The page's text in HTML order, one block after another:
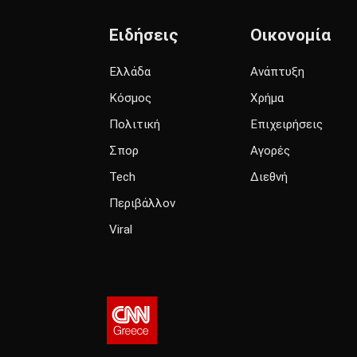
Ειδήσεις
Ελλάδα
Κόσμος
Πολιτική
Σπορ
Tech
Περιβάλλον
Viral
Οικονομία
Ανάπτυξη
Χρήμα
Επιχειρήσεις
Αγορές
Διεθνή